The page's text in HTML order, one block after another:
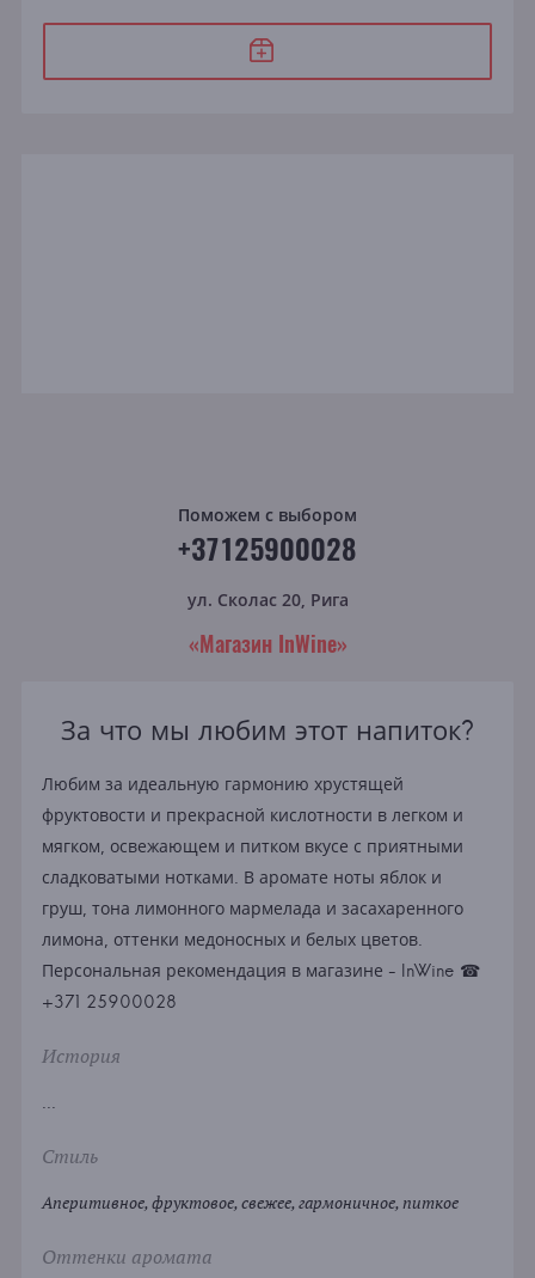
Поможем с выбором
+37125900028
ул. Сколас 20, Рига
«Магазин InWine»
За что мы любим этот напиток?
Любим за идеальную гармонию хрустящей
фруктовости и прекрасной кислотности в легком и
мягком, освежающем и питком вкусе с приятными
сладковатыми нотками. В аромате ноты яблок и
груш, тона лимонного мармелада и засахаренного
лимона, оттенки медоносных и белых цветов.
Персональная рекомендация в магазине - InWine ☎
+371 25900028
История
...
Стиль
Аперитивное, фруктовое, свежее, гармоничное, питкое
Оттенки аромата